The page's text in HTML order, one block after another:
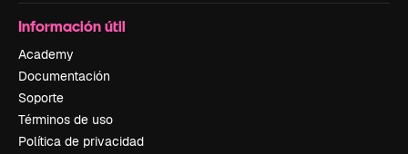
Información útil
Academy
Documentación
Soporte
Términos de uso
Política de privacidad